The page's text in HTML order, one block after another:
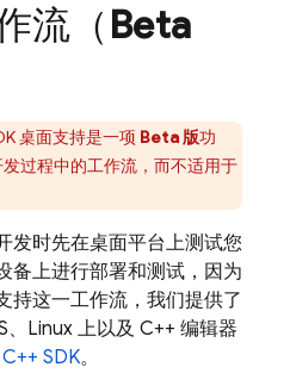
流（ Beta
桌面支持是一项 Beta 版功
过程中的工作流，而不适用于
发时先在桌面平台上测试您
备上进行部署和测试，因为
持这一工作流，我们提供了
Linux 上以及 C++ 编辑器
C++ SDK。